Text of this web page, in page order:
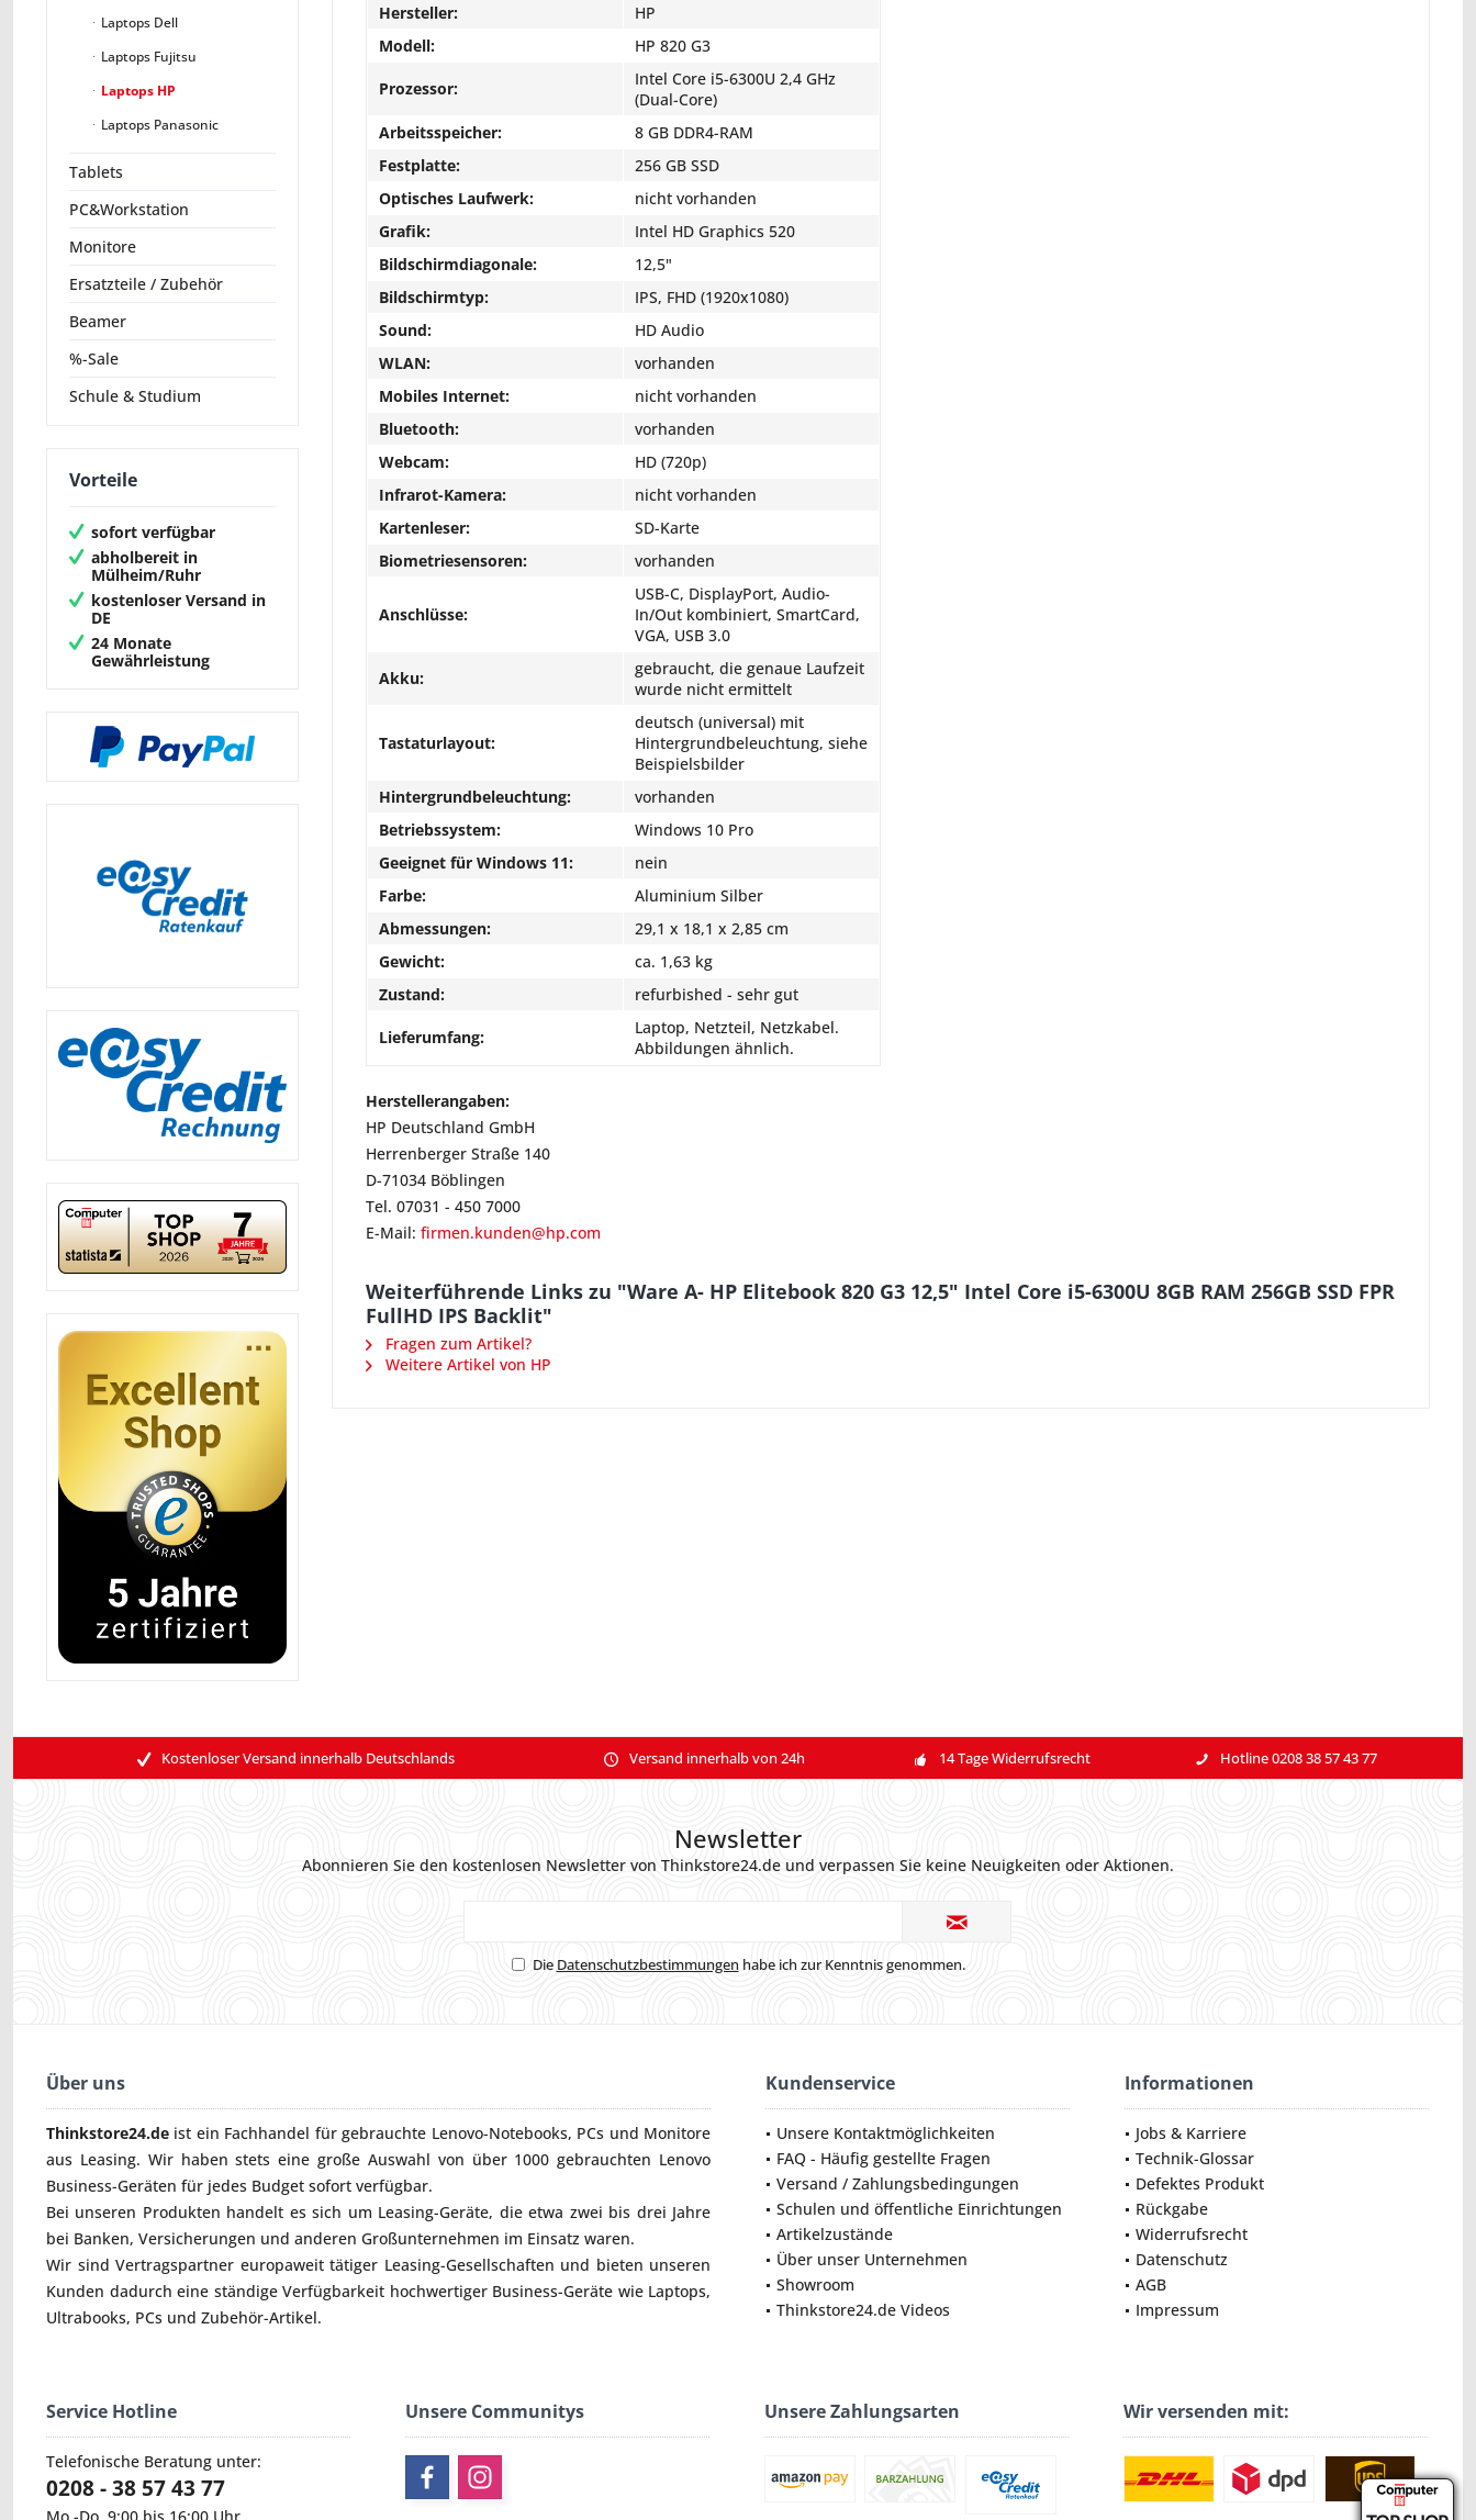
Laptops Dell
Laptops Fujitsu
Laptops HP
Laptops Panasonic
Tablets
PC&Workstation
Monitore
Ersatzteile / Zubehör
Beamer
%-Sale
Schule & Studium
Vorteile
sofort verfügbar
abholbereit in
Mülheim/Ruhr
kostenloser Versand in
DE
24 Monate
Gewährleistung
Hersteller:
HP
Modell:
HP 820 G3
Prozessor:
Intel Core i5-6300U 2,4 GHz
(Dual-Core)
Arbeitsspeicher:
8 GB DDR4-RAM
Festplatte:
256 GB SSD
Optisches Laufwerk:
nicht vorhanden
Grafik:
Intel HD Graphics 520
Bildschirmdiagonale:
12,5"
Bildschirmtyp:
IPS, FHD (1920x1080)
Sound:
HD Audio
WLAN:
vorhanden
Mobiles Internet:
nicht vorhanden
Bluetooth:
vorhanden
Webcam:
HD (720p)
Infrarot-Kamera:
nicht vorhanden
Kartenleser:
SD-Karte
Biometriesensoren:
vorhanden
Anschlüsse:
USB-C, DisplayPort, Audio-
In/Out kombiniert, SmartCard,
VGA, USB 3.0
Akku:
gebraucht, die genaue Laufzeit
wurde nicht ermittelt
Tastaturlayout:
deutsch (universal) mit
Hintergrundbeleuchtung, siehe
Beispielsbilder
Hintergrundbeleuchtung:
vorhanden
Betriebssystem:
Windows 10 Pro
Geeignet für Windows 11:
nein
Farbe:
Aluminium Silber
Abmessungen:
29,1 x 18,1 x 2,85 cm
Gewicht:
ca. 1,63 kg
Zustand:
refurbished - sehr gut
Lieferumfang:
Laptop, Netzteil, Netzkabel.
Abbildungen ähnlich.
Herstellerangaben:
HP Deutschland GmbH
Herrenberger Straße 140
D-71034 Böblingen
Tel. 07031 - 450 7000
E-Mail: firmen.kunden@hp.com
Weiterführende Links zu "Ware A- HP Elitebook 820 G3 12,5" Intel Core i5-6300U 8GB RAM 256GB SSD FPR
FullHD IPS Backlit"
Fragen zum Artikel?
Weitere Artikel von HP
Kostenloser Versand innerhalb Deutschlands Versand innerhalb von 24h 14 Tage Widerrufsrecht Hotline 0208 38 57 43 77
Newsletter
Abonnieren Sie den kostenlosen Newsletter von Thinkstore24.de und verpassen Sie keine Neuigkeiten oder Aktionen.
Die Datenschutzbestimmungen habe ich zur Kenntnis genommen.
Über uns
Thinkstore24.de ist ein Fachhandel für gebrauchte Lenovo-Notebooks, PCs und Monitore
aus Leasing. Wir haben stets eine große Auswahl von über 1000 gebrauchten Lenovo
Business-Geräten für jedes Budget sofort verfügbar.
Bei unseren Produkten handelt es sich um Leasing-Geräte, die etwa zwei bis drei Jahre
bei Banken, Versicherungen und anderen Großunternehmen im Einsatz waren.
Wir sind Vertragspartner europaweit tätiger Leasing-Gesellschaften und bieten unseren
Kunden dadurch eine ständige Verfügbarkeit hochwertiger Business-Geräte wie Laptops,
Ultrabooks, PCs und Zubehör-Artikel.
Kundenservice
Unsere Kontaktmöglichkeiten
FAQ - Häufig gestellte Fragen
Versand / Zahlungsbedingungen
Schulen und öffentliche Einrichtungen
Artikelzustände
Über unser Unternehmen
Showroom
Thinkstore24.de Videos
Informationen
Jobs & Karriere
Technik-Glossar
Defektes Produkt
Rückgabe
Widerrufsrecht
Datenschutz
AGB
Impressum
Service Hotline
Telefonische Beratung unter:
0208 - 38 57 43 77
Unsere Communitys Unsere Zahlungsarten Wir versenden mit: